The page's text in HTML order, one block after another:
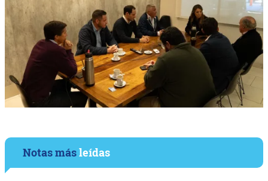
Notas másleídas